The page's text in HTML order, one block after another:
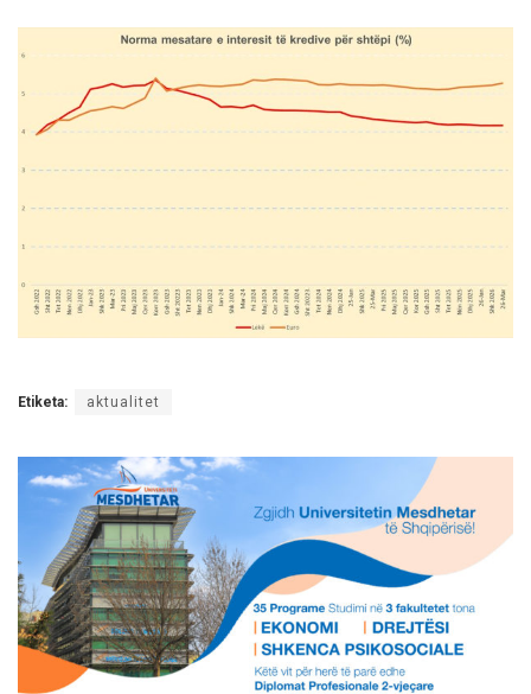
Etiketa: aktualitet